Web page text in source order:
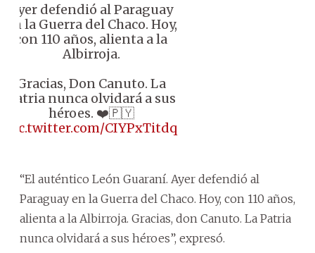
Ayer defendió al Paraguay
en la Guerra del Chaco. Hoy,
con 110 años, alienta a la
Albirroja.
Gracias, Don Canuto. La
Patria nunca olvidará a sus
héroes. ❤️🇵🇾
pic.twitter.com/CIYPxTitdq
“El auténtico León Guaraní. Ayer defendió al
Paraguay en la Guerra del Chaco. Hoy, con 110 años,
alienta a la Albirroja. Gracias, don Canuto. La Patria
nunca olvidará a sus héroes”, expresó.